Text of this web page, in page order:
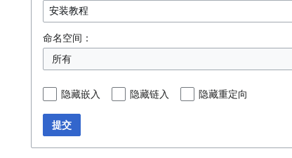
命名空间：
所有
隐藏嵌入 隐藏链入 隐藏重定向
提交